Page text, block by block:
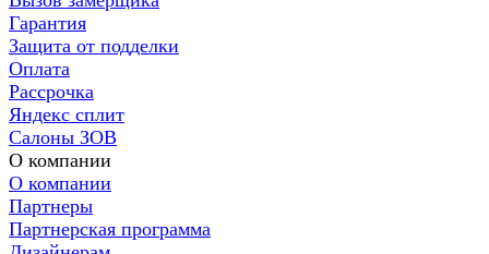
Гарантия
Защита от подделки
Оплата
Рассрочка
Яндекс сплит
Салоны ЗОВ
О компании
О компании
Партнеры
Партнерская программа